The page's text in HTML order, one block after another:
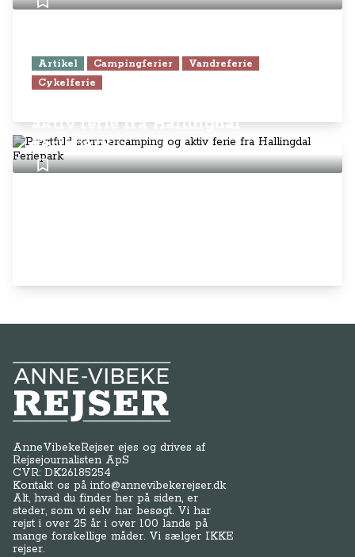
Artikel Campingferier
Vandreferie
Cykelferie
aktiv ferie fra Hallingdal
Feriepark
Anne-Vibeke Rejser
AnneVibekeRejser ejes og drives af
Rejsejournalisten ApS
CVR: DK26185254
Kontakt os påinfo@annevibekerejser.dk
Alt, hvad du finder her på siden, er
steder, som vi selv har besøgt. Vi har
rejst i over 25 år i over 100 lande på
mange forskellige måder. Vi sælger IKKE
rejser.